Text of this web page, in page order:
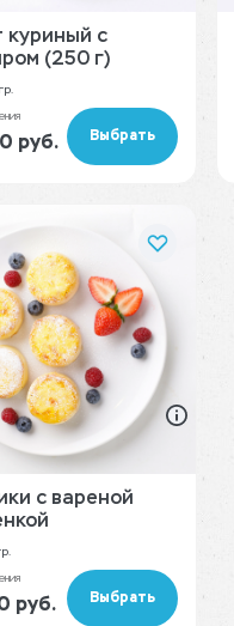
куриный с
(250 г)
руб. Выбрать
с вареной
руб. Выбрать